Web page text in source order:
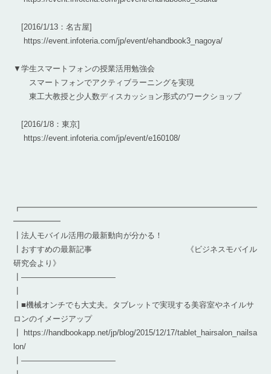
[2016/1/13：名古屋]
https://event.infoteria.com/jp/event/ehandbook3_nagoya/
▼学生スマートフォンの授業活用勉強会
スマートフォンでアクティブラーニングを実現
東工大教授と少人数ディスカッション形式のワークショップ
[2016/1/8：東京]
https://event.infoteria.com/jp/event/e160108/
┏━━━━━━━━━━━━━━━━━━━━━━━━━━━━━━
━━━━━━
┃法人モバイル活用の最新動向が分かる！
┃おすすめの最新記事 《ビジネスモバイル
研究会より》
┃————————————
┃■機械オンチでも大丈夫。タブレットで実現する美容室やネイルサ
ロンのイメージアップ
┃ https://handbookapp.net/jp/blog/2015/12/17/tablet_hairsalon_nailsa
lon/
┃————————————